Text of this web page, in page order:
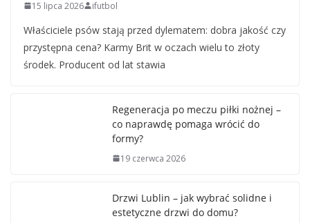
15 lipca 2026 ifutbol
Właściciele psów stają przed dylematem: dobra jakość czy
przystępna cena? Karmy Brit w oczach wielu to złoty
środek. Producent od lat stawia
Regeneracja po meczu piłki nożnej –
co naprawdę pomaga wrócić do
formy?
19 czerwca 2026
Drzwi Lublin – jak wybrać solidne i
estetyczne drzwi do domu?